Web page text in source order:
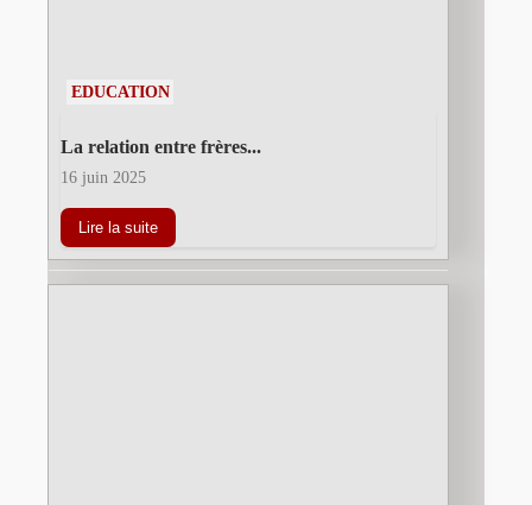
EDUCATION
La relation entre frères...
16 juin 2025
Lire la suite